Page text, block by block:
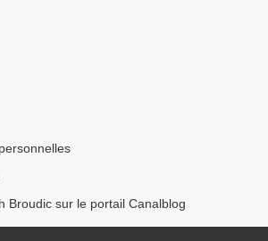
Broudic sur le portail Canalblog